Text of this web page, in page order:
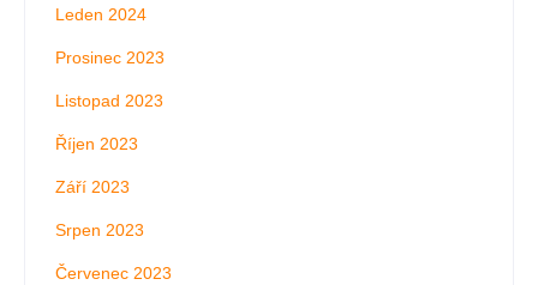
Leden 2024
Prosinec 2023
Listopad 2023
Říjen 2023
Září 2023
Srpen 2023
Červenec 2023